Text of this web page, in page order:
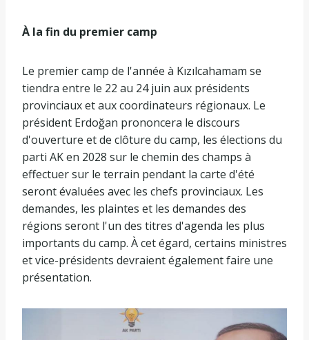
À la fin du premier camp
Le premier camp de l'année à Kızılcahamam se
tiendra entre le 22 au 24 juin aux présidents
provinciaux et aux coordinateurs régionaux. Le
président Erdoğan prononcera le discours
d'ouverture et de clôture du camp, les élections du
parti AK en 2028 sur le chemin des champs à
effectuer sur le terrain pendant la carte d'été
seront évaluées avec les chefs provinciaux. Les
demandes, les plaintes et les demandes des
régions seront l'un des titres d'agenda les plus
importants du camp. À cet égard, certains ministres
et vice-présidents devraient également faire une
présentation.